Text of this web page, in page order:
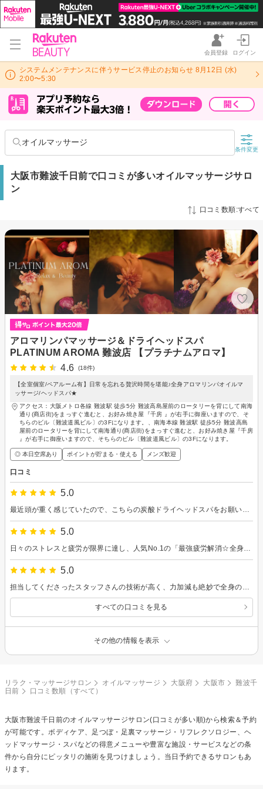
会員登録 ログイン
システムメンテナンスに伴うサービス停止のお知らせ 8月12日 (水)
2:00〜5:30
オイルマッサージ
条件変更
大阪市難波千日前で口コミが多いオイルマッサージサロ
ン
口コミ数順:すべて
アロマリンパマッサージ＆ドライヘッドスパ
PLATINUM AROMA 難波店 【プラチナムアロマ】
4.6
(18件)
【全室個室/ペアルーム有】日常を忘れる贅沢時間を堪能♪全身アロマリンパオイルマ
ッサージ/ヘッドスパ★
アクセス：大阪メトロ各線 難波駅 徒歩5分 難波高島屋前のロータリーを背にして南海
通り(商店街)をまっすぐ進むと、お好み焼き屋『千房 』が右手に御座いますので、そ
ちらのビル〔難波道風ビル〕の3Fになります。、南海本線 難波駅 徒歩5分 難波高島
屋前のロータリーを背にして南海通り(商店街)をまっすぐ進むと、お好み焼き屋『千房
』が右手に御座いますので、そちらのビル〔難波道風ビル〕の3Fになります。
◎ 本日空席あり ポイントが貯まる・使える メンズ歓迎
口コミ
5.0
5.0
5.0
すべての口コミを見る
その他の情報を表示
リラク・マッサージサロン オイルマッサージ 大阪府 大阪市
難波千
日前
口コミ数順（すべて）
大阪市難波千日前のオイルマッサージサロン(口コミが多い順)から検索＆予約
が可能です。ボディケア、足つぼ・足裏マッサージ・リフレクソロジー、ヘ
ッドマッサージ・スパなどの得意メニューや豊富な施設・サービスなどの条
件から自分にピッタリの施術を見つけましょう。当日予約できるサロンもあ
ります。